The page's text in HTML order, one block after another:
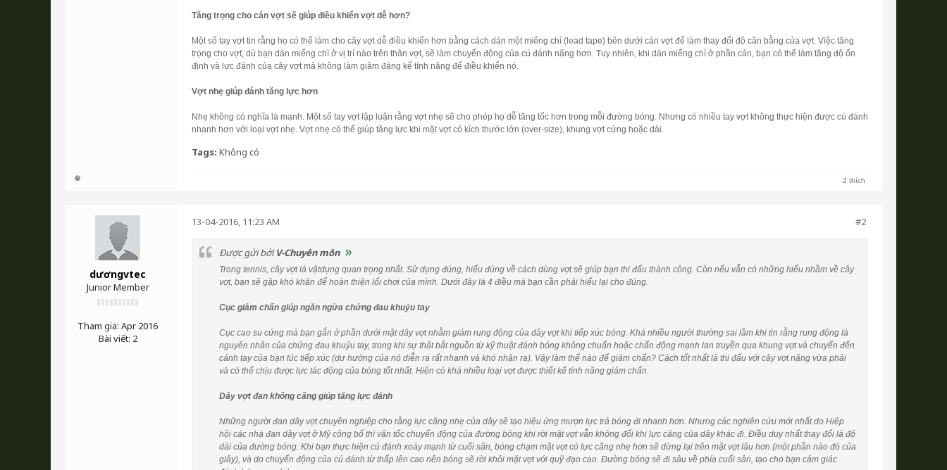
Tăng trọng cho cán vợt sẽ giúp điều khiển vợt dễ hơn?
Một số tay vợt tin rằng họ có thể làm cho cây vợt dễ điều khiển hơn bằng cách dán một miếng chì (lead tape) bên dưới cán vợt để làm thay đổi độ cân bằng của vợt. Việc tăng
trọng cho vợt, dù bạn dán miếng chì ở vị trí nào trên thân vợt, sẽ làm chuyển động của cú đánh nặng hơn. Tuy nhiên, khi dán miếng chì ở phần cán, bạn có thể làm tăng độ ổn
định và lực đánh của cây vợt mà không làm giảm đáng kể tính năng để điều khiển nó.
Vợt nhẹ giúp đánh tăng lực hơn
Nhẹ không có nghĩa là mạnh. Một số tay vợt lập luận rằng vợt nhẹ sẽ cho phép họ dễ tăng tốc hơn trong mỗi đường bóng. Nhưng có nhiều tay vợt không thực hiện được cú đánh
nhanh hơn với loại vợt nhẹ. Vợt nhẹ có thể giúp tăng lực khi mặt vợt có kích thước lớn (over-size), khung vợt cứng hoặc dài.
Tags: Không có
2 thích
dươngvtec
Junior Member
Tham gia: Apr 2016
Bài viết: 2
#2
13-04-2016, 11:23 AM
Được gửi bởiV-Chuyên môn
Trong tennis, cây vợt là vậtdụng quan trọng nhất. Sử dụng đúng, hiểu đúng về cách dùng vợt sẽ giúp bạn thi đấu thành công. Còn nếu vẫn có những hiểu nhầm về cây
vợt, bạn sẽ gặp khó khăn để hoàn thiện lối chơi của mình. Dưới đây là 4 điều mà bạn cần phải hiểu lại cho đúng.
Cục giảm chấn giúp ngăn ngừa chứng đau khuỷu tay
Cục cao su cứng mà bạn gắn ở phần dưới mặt dây vợt nhằm giảm rung động của dây vợt khi tiếp xúc bóng. Khá nhiều người thường sai lầm khi tin rằng rung động là
nguyên nhân của chứng đau khuỷu tay, trong khi sự thật bắt nguồn từ kỹ thuật đánh bóng không chuẩn hoặc chấn động mạnh lan truyền qua khung vợt và chuyển đến
cánh tay của bạn lúc tiếp xúc (dư hưởng của nó diễn ra rất nhanh và khó nhận ra). Vậy làm thế nào để giảm chấn? Cách tốt nhất là thi đấu với cây vợt nặng vừa phải
và có thể chịu được lực tác động của bóng tốt nhất. Hiện có khá nhiều loại vợt được thiết kế tính năng giảm chấn.
Dây vợt đan không căng giúp tăng lực đánh
Những người đan dây vợt chuyên nghiệp cho rằng lực căng nhẹ của dây sẽ tạo hiệu ứng mượn lực trả bóng đi nhanh hơn. Nhưng các nghiên cứu mới nhất do Hiệp
hội các nhà đan dây vợt ở Mỹ công bố thì vận tốc chuyển động của đường bóng khi rời mặt vợt vẫn không đổi khi lực căng của dây khác đi. Điều duy nhất thay đổi là độ
dài của đường bóng. Khi bạn thực hiện cú đánh xoáy mạnh từ cuối sân, bóng chạm mặt vợt có lực căng nhẹ hơn sẽ dừng lại trên mặt vợt lâu hơn (một phần nào đó của
giây), và do chuyển động của cú đánh từ thấp lên cao nên bóng sẽ rời khỏi mặt vợt với quỹ đạo cao. Đường bóng sẽ đi sâu về phía cuối sân, tạo cho bạn cảm giác